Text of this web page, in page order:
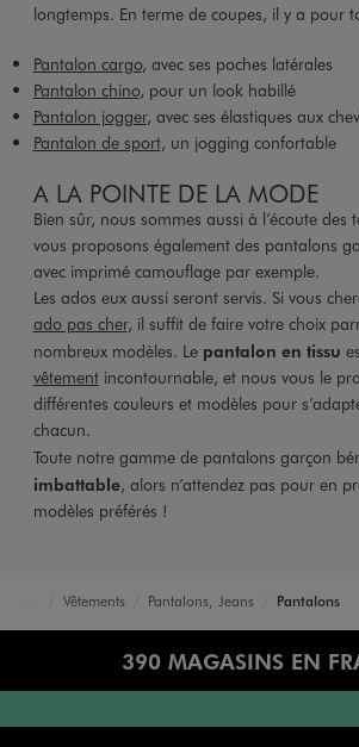
longtemps. En terme de coupes, il y a pour
Pantalon cargo, avec ses poches latérales
Pantalon chino, pour un look habillé
Pantalon jogger, avec ses élastiques aux
Pantalon de sport, un jogging confortable
A LA POINTE DE LA MODE
Bien sûr, nous sommes aussi à l’écoute des
vous proposons également des pantalons
avec imprimé camouflage par exemple.
Les ados eux aussi seront servis. Si vous
ado pas cher, il suffit de faire votre choix
nombreux modèles. Le pantalon en tissu
vêtementincontournable, et nous vous le
différentes couleurs et modèles pour
chacun.
Toute notre gamme de pantalons garçon
imbattable, alors n’attendez pas pour en
modèles préférés !
Vêtements Pantalons, Jeans Pantalons
390 MAGASINS EN